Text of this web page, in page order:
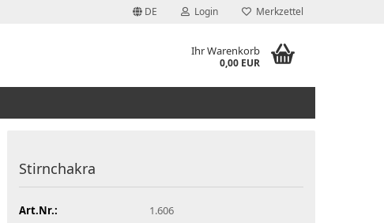
DE Login Merkzettel
Ihr Warenkorb
0,00 EUR
Stirnchakra
Art.Nr.:
1.606